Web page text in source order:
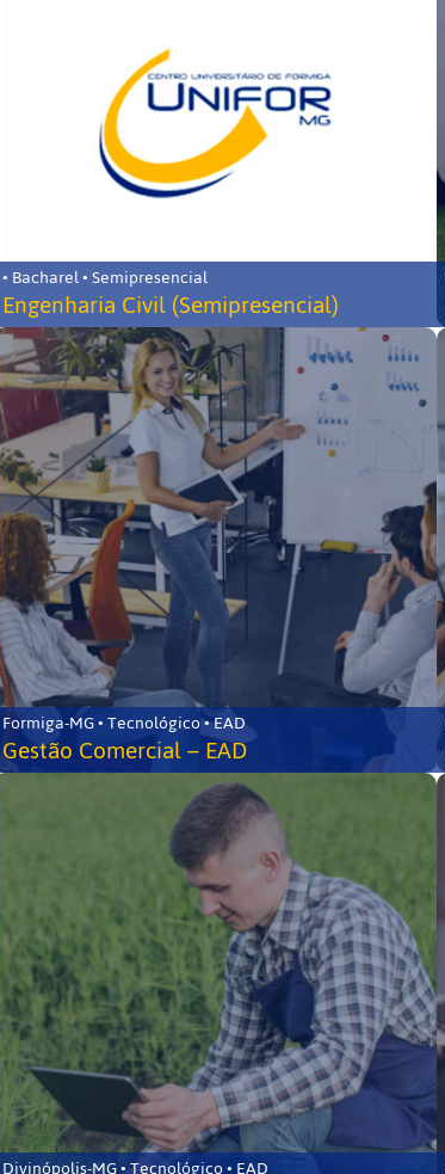
• Bacharel • Semipresencial
Engenharia Civil (Semipresencial)
Formiga-MG • Tecnológico • EAD
Gestão Comercial – EAD